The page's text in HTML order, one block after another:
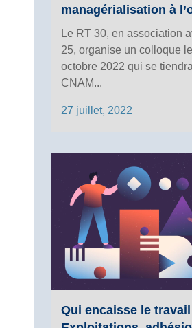
managérialisation à
Le RT 30, en association
25, organise un colloque
octobre 2022 qui se
CNAM...
27 juillet, 2022
Qui encaisse le